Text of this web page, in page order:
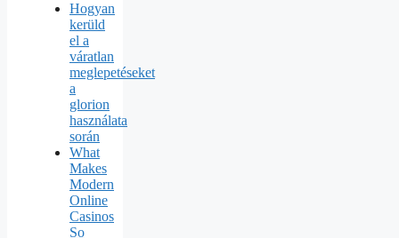
Hogyan
kerüld
el a
váratlan
meglepetéseket
a
glorion
használata
során
What
Makes
Modern
Online
Casinos
So